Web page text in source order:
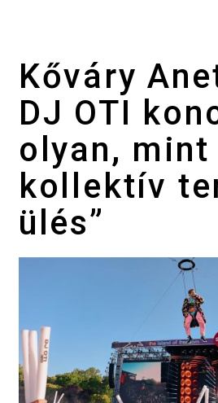
Kőváry
DJ OTI
olyan, mint
kollektív
ülés”